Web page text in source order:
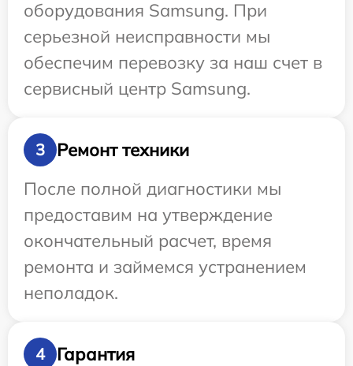
оборудования Samsung. При
серьезной неисправности мы
обеспечим перевозку за наш счет в
сервисный центр Samsung.
3
Ремонт техники
После полной диагностики мы
предоставим на утверждение
окончательный расчет, время
ремонта и займемся устранением
неполадок.
4
Гарантия